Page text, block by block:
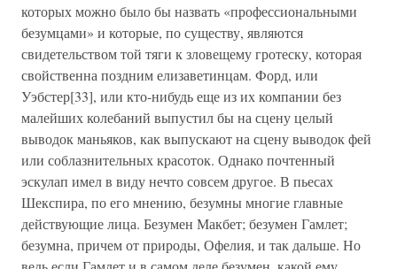
которых можно было бы назвать «профессиональными
безумцами» и которые, по существу, являются
свидетельством той тяги к зловещему гротеску, которая
свойственна поздним елизаветинцам. Форд, или
Уэбстер[33], или кто-нибудь еще из их компании без
малейших колебаний выпустил бы на сцену целый
выводок маньяков, как выпускают на сцену выводок фей
или соблазнительных красоток. Однако почтенный
эскулап имел в виду нечто совсем другое. В пьесах
Шекспира, по его мнению, безумны многие главные
действующие лица. Безумен Макбет; безумен Гамлет;
безумна, причем от природы, Офелия, и так дальше. Но